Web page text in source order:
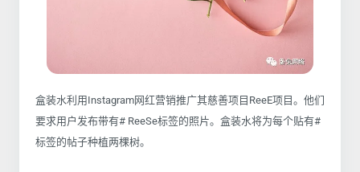
盒装水利用Instagram网红营销推广其慈善项目ReeE项目。他们
要求用户发布带有# ReeSe标签的照片。盒装水将为每个贴有#
标签的帖子种植两棵树。